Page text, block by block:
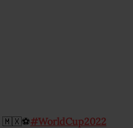
🇲🇽⚽️#WorldCup2022